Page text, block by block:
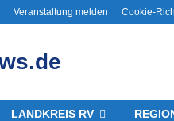
Veranstaltung melden Cookie-
LANDKREIS RV